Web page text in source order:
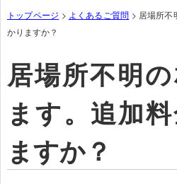
トップページ > よくあるご質問 > 居場所不
かりますか？
居場所不明
ます。追加
ますか？